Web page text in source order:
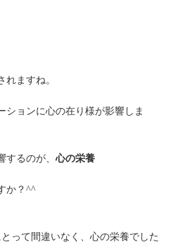
ますね。
ションに心の在り様が影響しま
するのが、 心の栄養
か？^^
って間違いなく、心の栄養でした